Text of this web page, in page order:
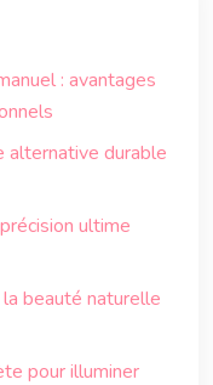
: avantages
alternative durable
ultime
beauté naturelle
pour illuminer